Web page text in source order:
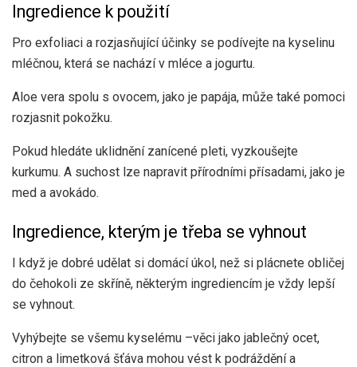
Ingredience k použití
Pro exfoliaci a rozjasňující účinky se podívejte na kyselinu
mléčnou, která se nachází v mléce a jogurtu.
Aloe vera spolu s ovocem, jako je papája, může také pomoci
rozjasnit pokožku.
Pokud hledáte uklidnění zanícené pleti, vyzkoušejte
kurkumu. A suchost lze napravit přírodními přísadami, jako je
med a avokádo.
Ingredience, kterým je třeba se vyhnout
I když je dobré udělat si domácí úkol, než si plácnete obličej
do čehokoli ze skříně, některým ingrediencím je vždy lepší
se vyhnout.
Vyhýbejte se všemu kyselému –věci jako jablečný ocet,
citron a limetková šťáva mohou vést k podráždění a